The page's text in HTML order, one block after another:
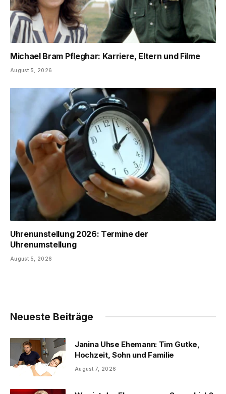
Michael Bram Pfleghar: Karriere, Eltern und Filme
August 5, 2026
Uhrenunstellung 2026: Termine der
Uhrenumstellung
August 5, 2026
Neueste Beiträge
Janina Uhse Ehemann: Tim Gutke,
Hochzeit, Sohn und Familie
August 7, 2026